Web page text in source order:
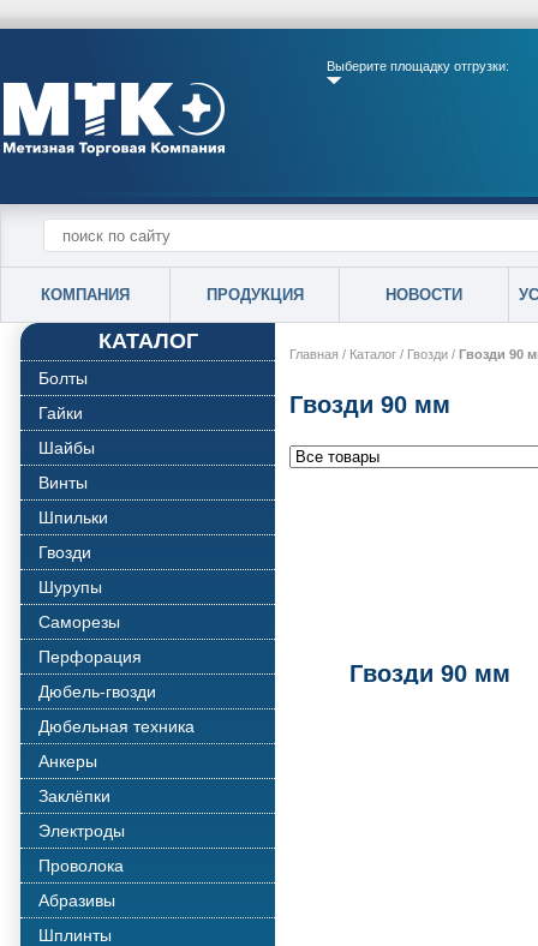
Выберите площадку отгрузки:
КОМПАНИЯ ПРОДУКЦИЯ НОВОСТИ
КАТАЛОГ
Болты
Гайки
Шайбы
Винты
Шпильки
Гвозди
Шурупы
Саморезы
Перфорация
Дюбель-гвозди
Дюбельная техника
Анкеры
Заклёпки
Электроды
Проволока
Абразивы
Шплинты
Главная / Каталог / Гвозди / Гвозди 90
Гвозди 90 мм
Гвозди 90 мм